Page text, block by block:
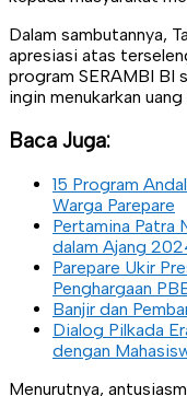
Dalam sambutannya,
apresiasi atas
program SERAMBI BI
ingin menukarkan
Baca Juga:
15 Program
Warga Parepare
Pertamina Patra
dalam Ajang
Parepare Ukir
Penghargaan
Banjir dan
Dialog Pilkada
dengan
Menurutnya,